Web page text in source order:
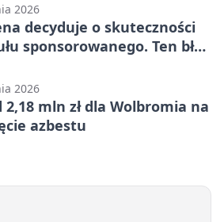
2026
decyduje o skuteczności
sponsorowanego. Ten błąd
2026
2,18 mln zł dla Wolbromia na
azbestu